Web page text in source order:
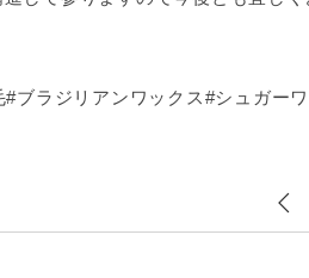
ブラジリアンワックス#シュガー